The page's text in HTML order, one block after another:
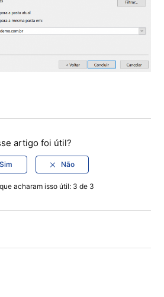
artigo foi útil?
acharam isso útil: 3 de 3